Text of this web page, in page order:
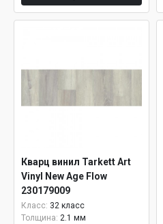
Кварц винил Tarkett Art
Vinyl New Age Flow
230179009
Класс: 32 класс
Толщина: 2.1 мм